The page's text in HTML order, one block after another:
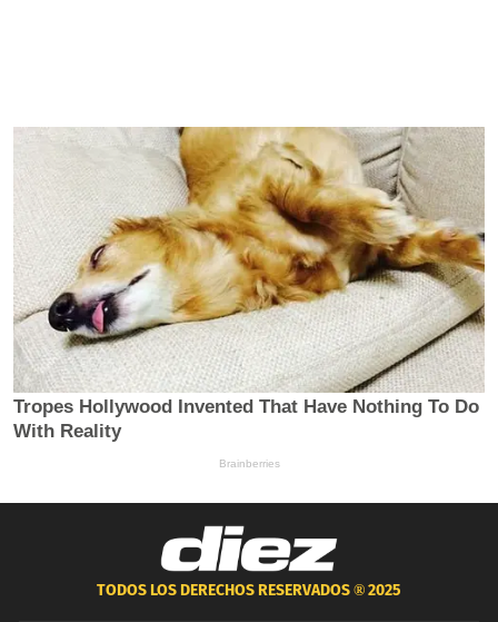
TODOS LOS DERECHOS RESERVADOS ®2025